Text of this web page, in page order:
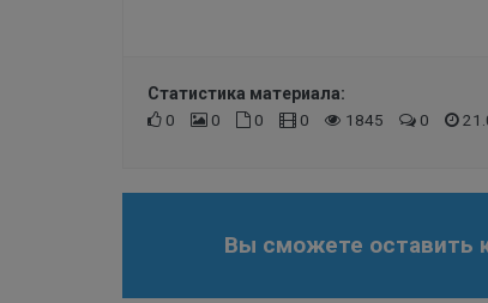
Статистика материала:
0
0 0 0 1845 0
Вы сможете оставить